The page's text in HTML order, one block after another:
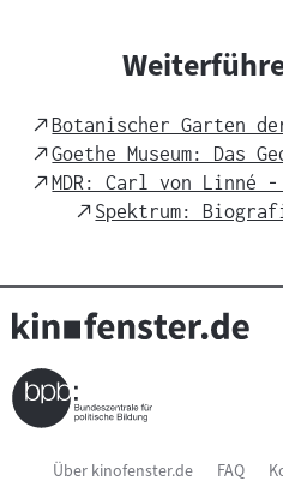
External
Link
Botanischer Garten
External
Link
Goethe Museum: Das
External
Link
MDR: Carl von Linné
External
Spektrum:
Seitenfußnavigation
Über kinofenster.de FAQ